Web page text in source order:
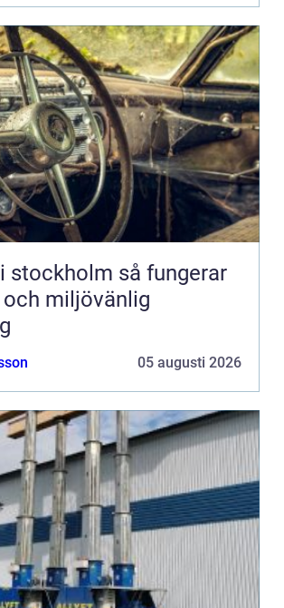
så fungerar
och miljövänlig
05 augusti 2026